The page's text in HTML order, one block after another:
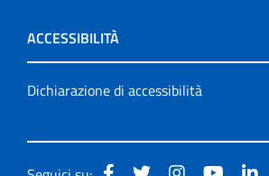
ACCESSIBILITÀ
Dichiarazione di accessibilità